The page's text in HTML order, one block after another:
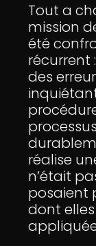
Tout a
mission
été
récurrent
des
réalise
n’était
posaient
dont